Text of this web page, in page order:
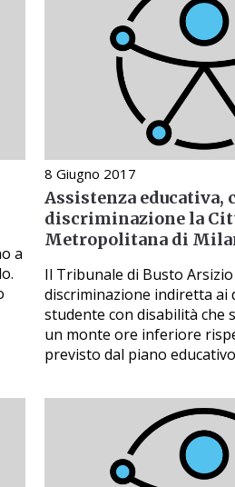
a
8 Giugno 2017
Assistenza educativa,
discriminazione la
Metropolitana di
Il Tribunale di Busto
discriminazione indiretta ai
studente con disabilità che
un monte ore inferiore
previsto dal piano